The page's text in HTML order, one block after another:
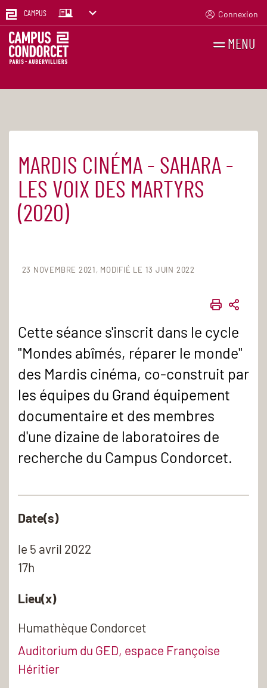
CAMPUS Connexion
MENU
Accueil Agenda
MARDIS CINÉMA - SAHARA -
LES VOIX DES MARTYRS
(2020)
23 NOVEMBRE 2021 MODIFIÉ LE 13 JUIN 2022
Cette séance s'inscrit dans le cycle
"Mondes abîmés, réparer le monde"
des Mardis cinéma, co-construit par
les équipes du Grand équipement
documentaire et des membres
d'une dizaine de laboratoires de
recherche du Campus Condorcet.
Date(s)
le 5 avril 2022
17h
Lieu(x)
Humathèque Condorcet
Auditorium du GED, espace Françoise
Héritier